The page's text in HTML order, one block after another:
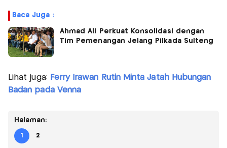
Baca Juga :
Ahmad Ali Perkuat Konsolidasi dengan
Tim Pemenangan Jelang Pilkada Sulteng
Lihat juga: Ferry Irawan Rutin Minta Jatah Hubungan
Badan pada Venna
Halaman:
1 2